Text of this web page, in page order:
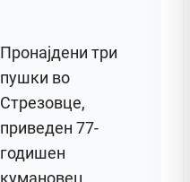
Пронајдени три
пушки во
Стрезовце,
приведен 77-
годишен
кумановец